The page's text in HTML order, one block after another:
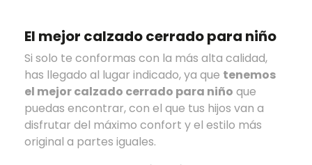
El mejor calzado cerrado para niño
Si solo te conformas con la más alta calidad,
has llegado al lugar indicado, ya que tenemos
el mejor calzado cerrado para niño que
puedas encontrar, con el que tus hijos van a
disfrutar del máximo confort y el estilo más
original a partes iguales.